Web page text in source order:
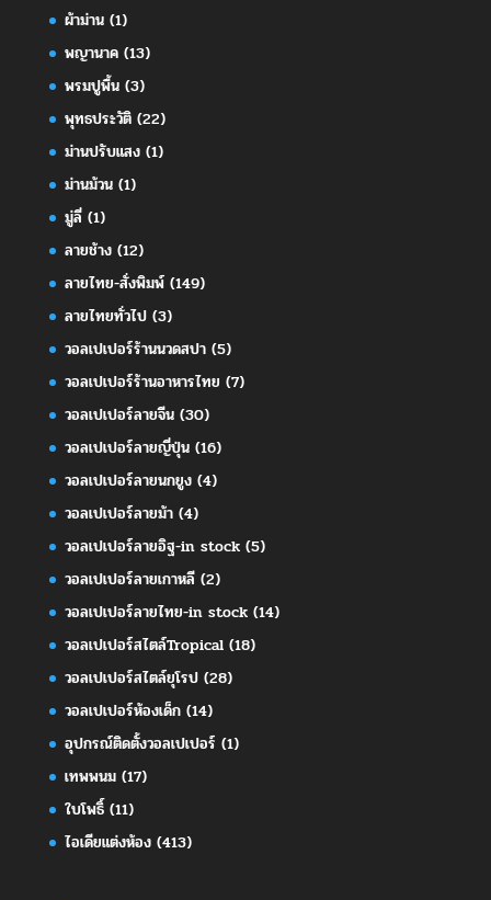
ผ้าม่าน(1)
พญานาค(13)
พรมปูพื้น(3)
พุทธประวัติ(22)
ม่านปรับแสง(1)
ม่านม้วน(1)
มู่ลี่(1)
ลายช้าง(12)
ลายไทย-สั่งพิมพ์(149)
ลายไทยทั่วไป(3)
วอลเปเปอร์ร้านนวดสปา(5)
วอลเปเปอร์ร้านอาหารไทย (7)
วอลเปเปอร์ลายจีน(30)
วอลเปเปอร์ลายญี่ปุ่น(16)
วอลเปเปอร์ลายนกยูง(4)
วอลเปเปอร์ลายม้า(4)
วอลเปเปอร์ลายอิฐ-in stock(5)
วอลเปเปอร์ลายเกาหลี(2)
วอลเปเปอร์ลายไทย-in stock(14)
วอลเปเปอร์สไตล์Tropical(18)
วอลเปเปอร์สไตล์ยุโรป(28)
วอลเปเปอร์ห้องเด็ก(14)
อุปกรณ์ติดตั้งวอลเปเปอร์ (1)
เทพพนม(17)
ใบโพธิ์(11)
ไอเดียแต่งห้อง(413)